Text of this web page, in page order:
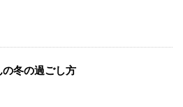
の冬の過ごし方